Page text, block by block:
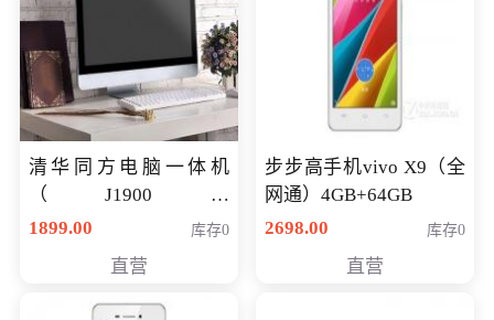
清华同方电脑一体机
（J1900四
核/4G/120G0.8CM厚度
1899.00 库存0
直营
步步高手机vivo X9（全
网通）4GB+64GB
2698.00
库存0
直营